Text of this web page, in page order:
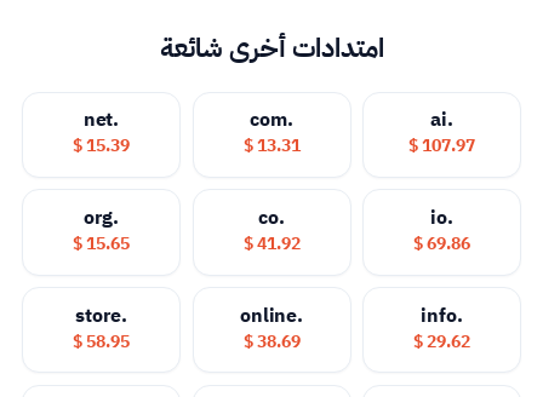
امتدادات أخرى شائعة
.ai
107.97 $
.com
13.31 $
.net
15.39 $
.io
69.86 $
.co
41.92 $
.org
15.65 $
.info
29.62 $
.online
38.69 $
.store
58.95 $